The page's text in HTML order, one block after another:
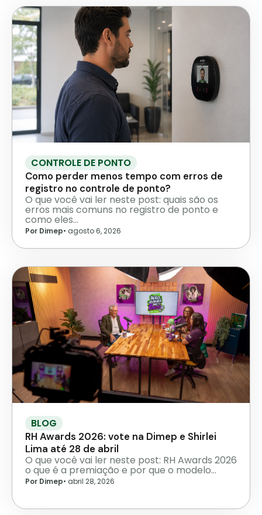
CONTROLE DE PONTO
Como perder menos tempo com erros de
registro no controle de ponto?
O que você vai ler neste post: quais são os
erros mais comuns no registro de ponto e
como eles…
Por Dimep• agosto 6, 2026
BLOG
RH Awards 2026: vote na Dimep e Shirlei
Lima até 28 de abril
O que você vai ler neste post: RH Awards 2026
o que é a premiação e por que o modelo…
Por Dimep• abril 28, 2026